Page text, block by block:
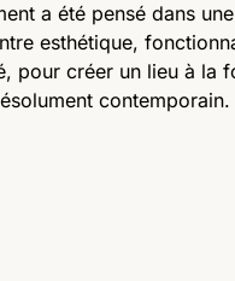
a été pensé dans
esthétique,
pour créer un lieu à la
contemporain.